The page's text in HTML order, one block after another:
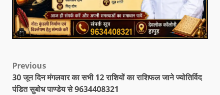
Previous
30 जून दिन मंगलवार का सभी 12 राशियों का राशिफल जाने ज्योतिर्विद
पंडित सुबोध पाण्डेय से 9634408321